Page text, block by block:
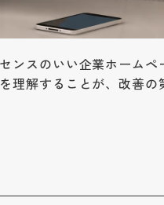
ンスのいい企業ホームペ
理解することが、改善の